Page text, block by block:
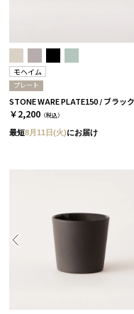
モヘイム
プレート
￥2,200 （税込）
最短8月11日(火)にお届け